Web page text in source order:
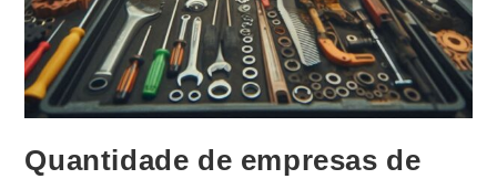
Quantidade de empresas de